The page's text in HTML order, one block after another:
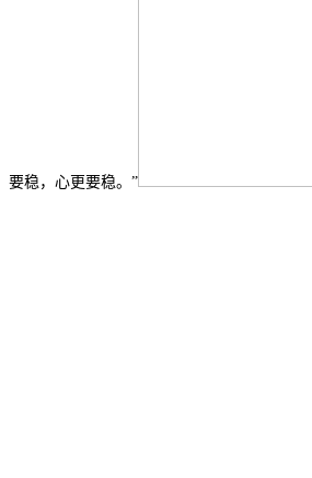
要稳，心更要稳。”